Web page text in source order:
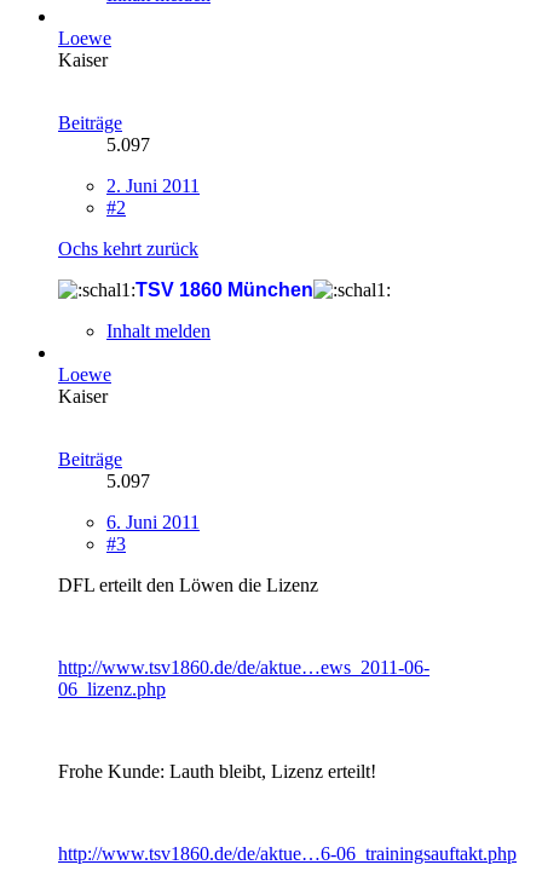
Loewe
Kaiser
Beiträge
5.097
2. Juni 2011
#2
Ochs kehrt zurück
TSV 1860 München
Inhalt melden
Loewe
Kaiser
Beiträge
5.097
6. Juni 2011
#3
DFL erteilt den Löwen die Lizenz
http://www.tsv1860.de/de/aktue…ews_2011-06-
06_lizenz.php
Frohe Kunde: Lauth bleibt, Lizenz erteilt!
http://www.tsv1860.de/de/aktue…6-06_trainingsauftakt.php